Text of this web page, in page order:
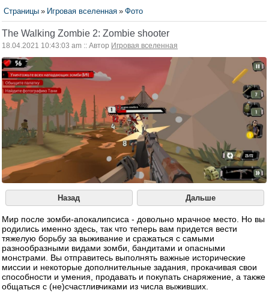
Страницы » Игровая вселенная » Фото
The Walking Zombie 2: Zombie shooter
18.04.2021 10:43:03 am :: Автор Игровая вселенная
Назад Дальше
Мир после зомби-апокалипсиса - довольно мрачное место. Но вы
родились именно здесь, так что теперь вам придется вести
тяжелую борьбу за выживание и сражаться с самыми
разнообразными видами зомби, бандитами и опасными
монстрами. Вы отправитесь выполнять важные исторические
миссии и некоторые дополнительные задания, прокачивая свои
способности и умения, продавать и покупать снаряжение, а также
общаться с (не)счастливчиками из числа выживших.